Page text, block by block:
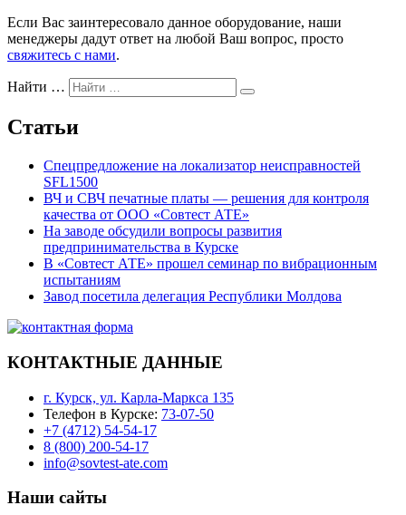
Если Вас заинтересовало данное оборудование, наши
менеджеры дадут ответ на любой Ваш вопрос, просто
свяжитесь с нами.
Найти …
Статьи
Спецпредложение на локализатор неисправностей
SFL1500
ВЧ и СВЧ печатные платы — решения для контроля
качества от ООО «Совтест АТЕ»
На заводе обсудили вопросы развития
предпринимательства в Курске
В «Совтест АТЕ» прошел семинар по вибрационным
испытаниям
Завод посетила делегация Республики Молдова
КОНТАКТНЫЕ ДАННЫЕ
г. Курск, ул. Карла-Маркса 135
Телефон в Курске: 73-07-50
+7 (4712) 54-54-17
8 (800) 200-54-17
info@sovtest-ate.com
Наши сайты